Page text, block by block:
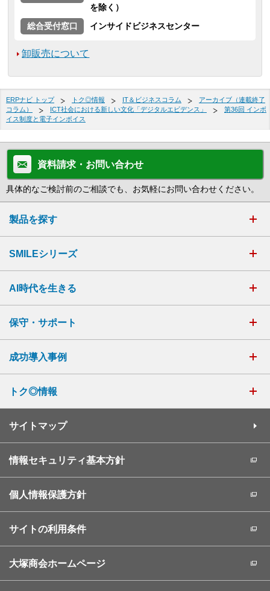
を除く）
総合受付窓口
インサイドビジネスセンター
卸販売について
ERPナビ トップ トク◎情報 IT＆ビジネスコラム
アーカイブ（連載終了
コラム）
ICT社会における新しい文化「デジタルエビデンス」
第36回 インボ
イス制度と電子インボイス
資料請求・お問い合わせ
具体的なご検討前のご相談でも、お気軽にお問い合わせください。
製品を探す
SMILEシリーズ
AI時代を生きる
保守・サポート
成功導入事例
トク◎情報
サイトマップ
情報セキュリティ基本方針
個人情報保護方針
サイトの利用条件
大塚商会ホームページ